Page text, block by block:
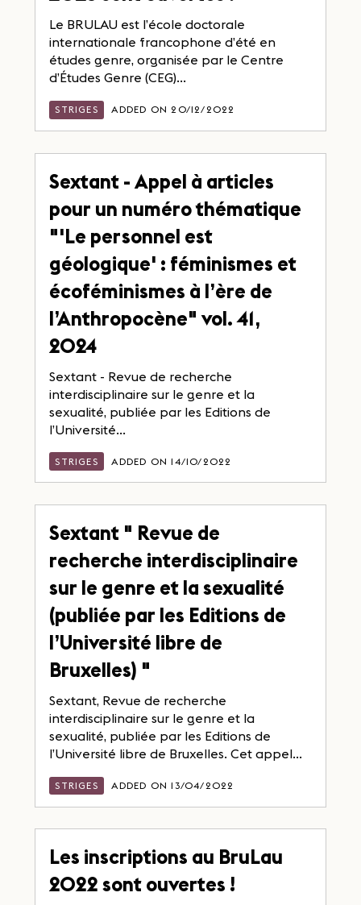
Le BRULAU est l’école doctorale
internationale francophone d’été en
études genre, organisée par le Centre
d’Études Genre (CEG)...
STRIGES ADDED ON 20/12/2022
Sextant - Appel à articles
pour un numéro thématique
"'Le personnel est
géologique' : féminismes et
écoféminismes à l’ère de
l’Anthropocène" vol. 41,
2024
Sextant - Revue de recherche
interdisciplinaire sur le genre et la
sexualité, publiée par les Editions de
l’Université...
STRIGES ADDED ON 14/10/2022
Sextant " Revue de
recherche interdisciplinaire
sur le genre et la sexualité
(publiée par les Editions de
l’Université libre de
Bruxelles) "
Sextant, Revue de recherche
interdisciplinaire sur le genre et la
sexualité, publiée par les Editions de
l’Université libre de Bruxelles. Cet appel...
STRIGES ADDED ON 13/04/2022
Les inscriptions au BruLau
2022 sont ouvertes !